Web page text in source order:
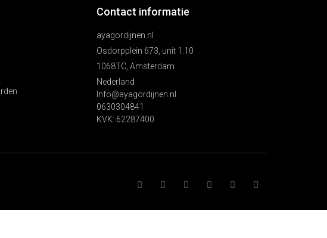
Contact informatie
ayagordijnen.nl
Osdorpplein 673, unit 1.10
1068TC, Amsterdam
Nederland
Info@ayagordijnen.nl
0630304841
KVK: 62287400